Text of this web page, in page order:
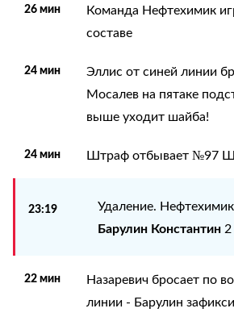
26 мин
Команда Нефтехимик
составе
24 мин
Эллис от синей линии
Мосалев на пятаке
выше уходит шайба!
24 мин Штраф отбывает №97
23:19 Удаление.
Барулин Константин2
22 мин
Назаревич бросает по
линии - Барулин